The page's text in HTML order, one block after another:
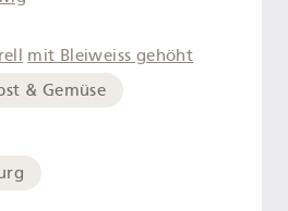
mit Bleiweiss gehöht
& Gemüse